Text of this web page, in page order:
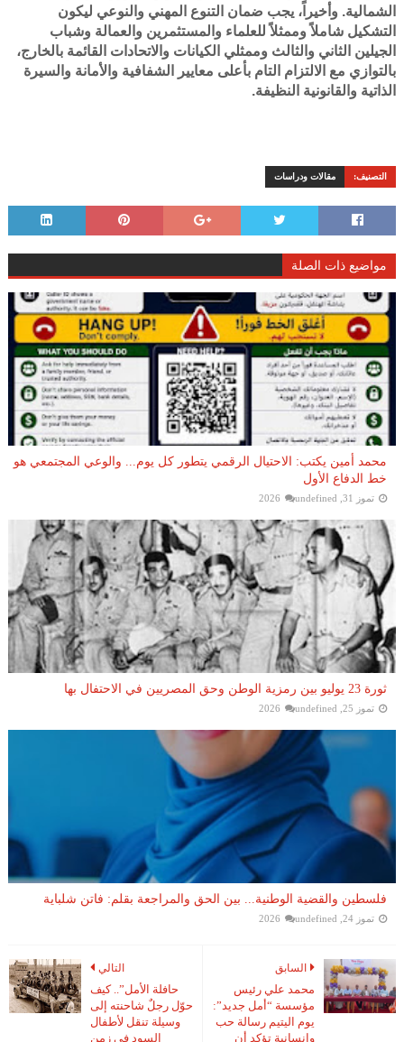
الشمالية. وأخيراً، يجب ضمان التنوع المهني والنوعي ليكون
التشكيل شاملاً وممثلاً للعلماء والمستثمرين والعمالة وشباب
الجيلين الثاني والثالث وممثلي الكيانات والاتحادات القائمة بالخارج،
بالتوازي مع الالتزام التام بأعلى معايير الشفافية والأمانة والسيرة
الذاتية والقانونية النظيفة.
التصنيف: مقالات ودراسات
مواضيع ذات الصلة
محمد أمين يكتب: الاحتيال الرقمي يتطور كل يوم... والوعي المجتمعي هو
خط الدفاع الأول
تموز 31, 2026 undefined
ثورة 23 يوليو بين رمزية الوطن وحق المصريين في الاحتفال بها
تموز 25, 2026 undefined
فلسطين والقضية الوطنية... بين الحق والمراجعة بقلم: فاتن شلباية
تموز 24, 2026 undefined
التالي
حافلة الأمل”.. كيف
حوّل رجلٌ شاحنته إلى
وسيلة تنقل لأطفال
السود في زمن
السابق
محمد علي رئيس
مؤسسة “أمل جديد”:
يوم اليتيم رسالة حب
وإنسانية تؤكد أن